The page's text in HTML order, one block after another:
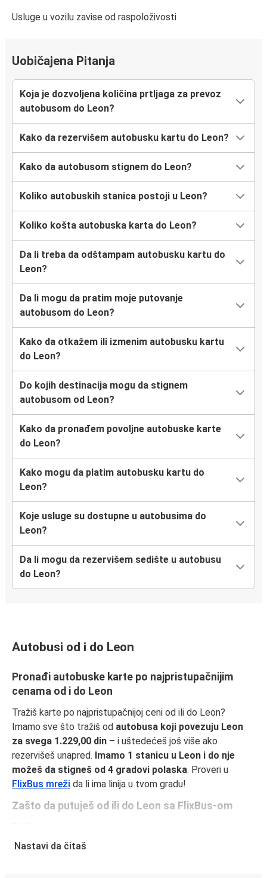
Usluge u vozilu zavise od raspoloživosti
Uobičajena Pitanja
Koja je dozvoljena količina prtljaga za prevoz
autobusom do Leon?
Kako da rezervišem autobusku kartu do Leon?
Kako da autobusom stignem do Leon?
Koliko autobuskih stanica postoji u Leon?
Koliko košta autobuska karta do Leon?
Da li treba da odštampam autobusku kartu do
Leon?
Da li mogu da pratim moje putovanje
autobusom do Leon?
Kako da otkažem ili izmenim autobusku kartu
do Leon?
Do kojih destinacija mogu da stignem
autobusom od Leon?
Kako da pronađem povoljne autobuske karte
do Leon?
Kako mogu da platim autobusku kartu do
Leon?
Koje usluge su dostupne u autobusima do
Leon?
Da li mogu da rezervišem sedište u autobusu
do Leon?
Autobusi od i do Leon
Pronađi autobuske karte po najpristupačnijim
cenama od i do Leon
Tražiš karte po najpristupačnijoj ceni od ili do Leon?
Imamo sve što tražiš od autobusa koji povezuju Leon
za svega 1.229,00 din – i uštedećeš još više ako
rezervišeš unapred. Imamo 1 stanicu u Leon i do nje
možeš da stigneš od 4 gradovi polaska. Proveri u
FlixBus mreži da li ima linija u tvom gradu!
Zašto da putuješ od ili do Leon sa FlixBus-om
putnicima pruža vrhunski doživljaj putovanja. Uživaj u
Nastavi da čitaš